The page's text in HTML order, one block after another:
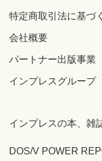
特定商取引法に基づ
会社概要
パートナー出版事業
インプレスグループ
インプレスの本、雑
DOS/V POWER